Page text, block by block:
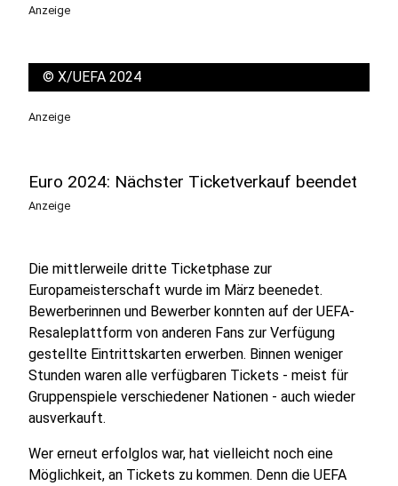
Anzeige
© X/UEFA 2024
Anzeige
Euro 2024: Nächster Ticketverkauf beendet
Anzeige
Die mittlerweile dritte Ticketphase zur
Europameisterschaft wurde im März beenedet.
Bewerberinnen und Bewerber konnten auf der UEFA-
Resaleplattform von anderen Fans zur Verfügung
gestellte Eintrittskarten erwerben. Binnen weniger
Stunden waren alle verfügbaren Tickets - meist für
Gruppenspiele verschiedener Nationen - auch wieder
ausverkauft.
Wer erneut erfolglos war, hat vielleicht noch eine
Möglichkeit, an Tickets zu kommen. Denn die UEFA